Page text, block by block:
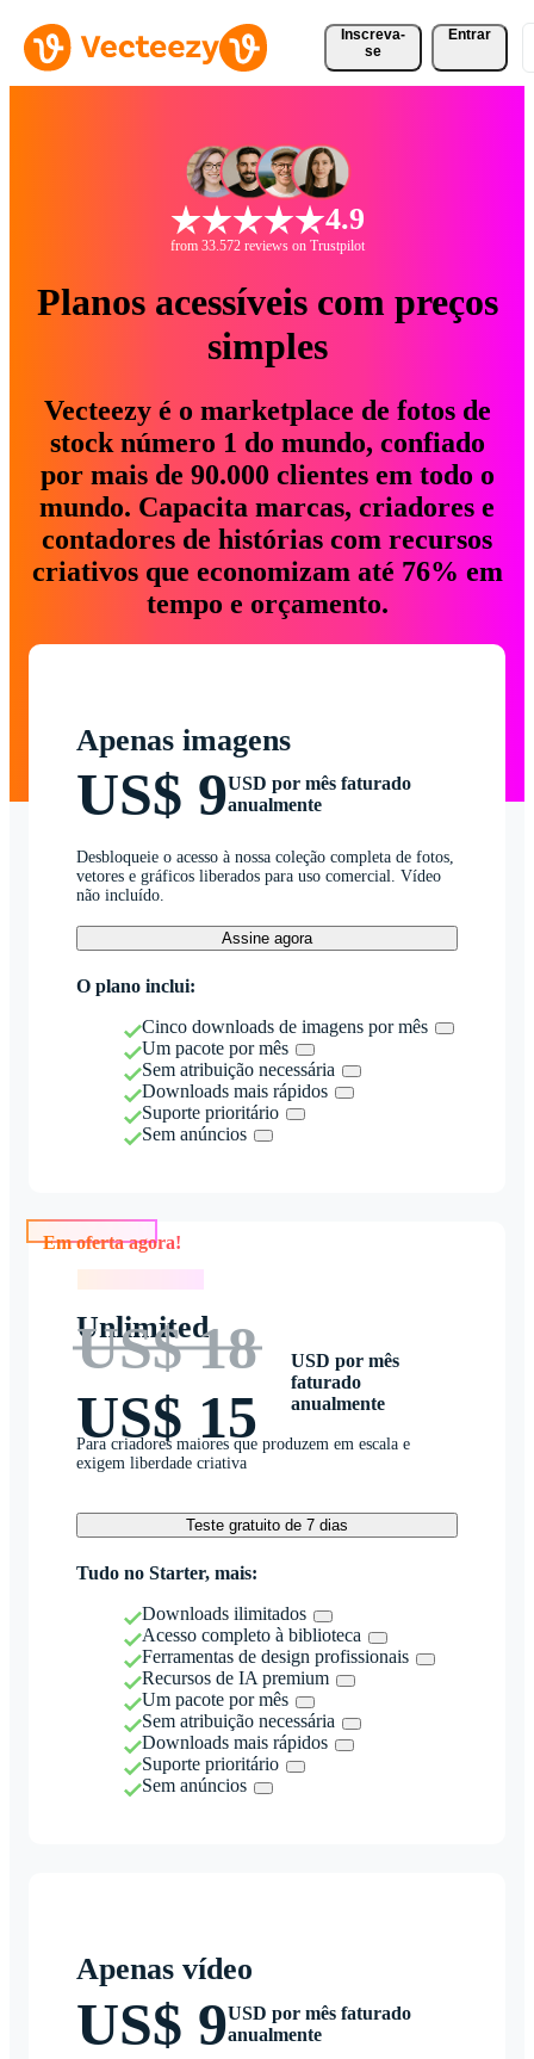
Inscreva-
se
Entrar
4.9
from 33.572 reviews on Trustpilot
Planos acessíveis com preços
simples
Vecteezy é o marketplace de fotos de
stock número 1 do mundo, confiado
por mais de 90.000 clientes em todo o
mundo. Capacita marcas, criadores e
contadores de histórias com recursos
criativos que economizam até 76% em
tempo e orçamento.
Apenas imagens
US$ 9USD por mês faturado
anualmente
Desbloqueie o acesso à nossa coleção completa de fotos,
vetores e gráficos liberados para uso comercial. Vídeo
não incluído.
Assine agora
O plano inclui:
Cinco downloads de imagens por mês
Um pacote por mês
Sem atribuição necessária
Downloads mais rápidos
Suporte prioritário
Sem anúncios
Unlimited
US$ 18
US$ 15
USD por mês
faturado
anualmente
Para criadores maiores que produzem em escala e
exigem liberdade criativa
Teste gratuito de 7 dias
Tudo no Starter, mais:
Downloads ilimitados
Acesso completo à biblioteca
Ferramentas de design profissionais
Recursos de IA premium
Um pacote por mês
Sem atribuição necessária
Downloads mais rápidos
Suporte prioritário
Sem anúncios
Apenas vídeo
US$ 9USD por mês faturado
anualmente